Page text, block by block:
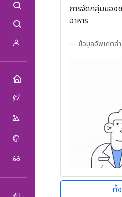
เปรียบเทียบสาร ผลไม้
ผลิตภัณฑ์ผลไม้
ผลไม้
การจัดกลุ่มของ
อาหาร
ข้อมูลอัพเดตล่
ทั้